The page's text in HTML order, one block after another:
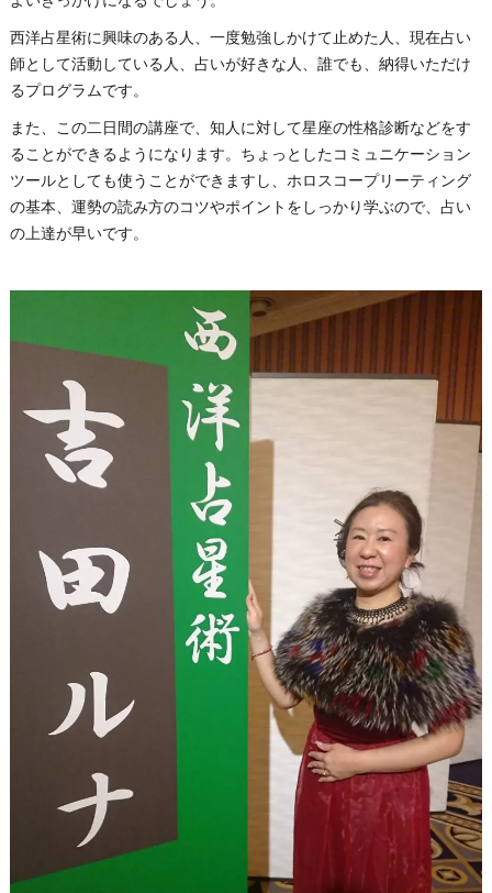
西洋占星術に興味のある人、一度勉強しかけて止めた人、現在占い
師として活動している人、占いが好きな人、誰でも、納得いただけ
るプログラムです。
また、この二日間の講座で、知人に対して星座の性格診断などをす
ることができるようになります。ちょっとしたコミュニケーション
ツールとしても使うことができますし、ホロスコープリーティング
の基本、運勢の読み方のコツやポイントをしっかり学ぶので、占い
の上達が早いです。